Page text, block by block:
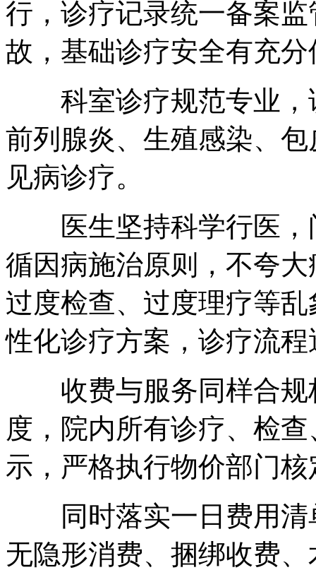
行，诊疗记录统一备案
故，基础诊疗安全有充分
科室诊疗规范专业，
前列腺炎、生殖感染、
见病诊疗。
医生坚持科学行医，
循因病施治原则，不夸
过度检查、过度理疗等
性化诊疗方案，诊疗流
收费与服务同样合规
度，院内所有诊疗、检
示，严格执行物价部门
同时落实一日费用清
无隐形消费、捆绑收费